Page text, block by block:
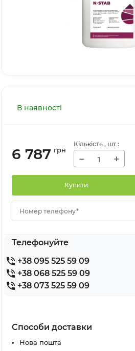
В наявності
6 787 грн
Кількість , шт :
− +
Купити
Номер телефону*
Телефонуйте
+38 095 525 59 09
+38 068 525 59 09
+38 073 525 59 09
Способи доставки
Нова пошта